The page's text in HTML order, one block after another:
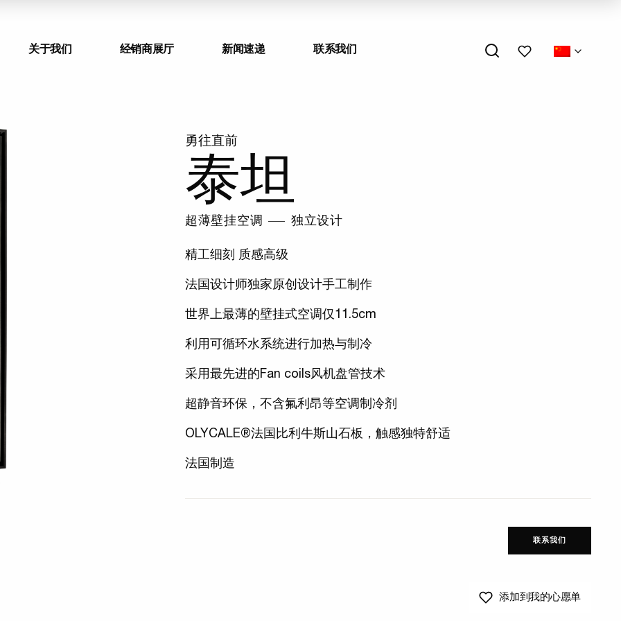
关于我们 经销商展厅 新闻速递 联系我们 我的心愿单
勇往直前
泰坦
超薄壁挂空调 独立设计
精工细刻 质感高级
法国设计师独家原创设计手工制作
世界上最薄的壁挂式空调仅11.5cm
利用可循环水系统进行加热与制冷
采用最先进的Fan coils风机盘管技术
超静音环保，不含氟利昂等空调制冷剂
OLYCALE®法国比利牛斯山石板，触感独特舒适
法国制造
联系我们
添加到我的心愿单